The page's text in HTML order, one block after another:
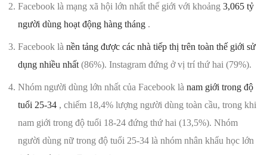
Facebook là mạng xã hội lớn nhất thế giới với khoảng 3,065 tỷ
người dùng hoạt động hàng tháng .
Facebook là nền tảng được các nhà tiếp thị trên toàn thế giới sử
dụng nhiều nhất(86%). Instagram đứng ở vị trí thứ hai (79%).
Nhóm người dùng lớn nhất của Facebook là nam giới trong độ
tuổi 25-34 , chiếm 18,4% lượng người dùng toàn cầu, trong khi
nam giới trong độ tuổi 18-24 đứng thứ hai (13,5%). Nhóm
người dùng nữ trong độ tuổi 25-34 là nhóm nhân khẩu học lớn